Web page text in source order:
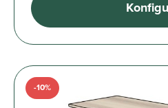
-10%